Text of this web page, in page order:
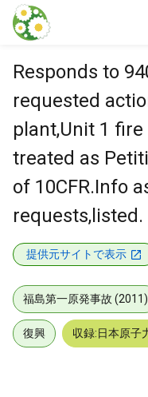
本文に飛ぶ
Responds to
requested
plant,Unit 1
treated as
of 10CFR.Info
requests,listed.
提供元サイトで表示
福島第一原発事故 (2011)
復興 収録:日本原子